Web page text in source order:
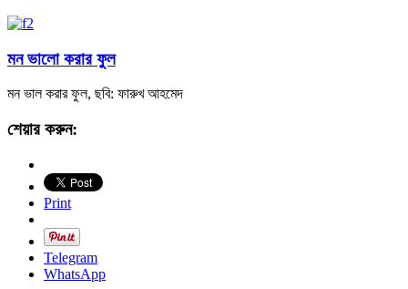
মন ভালো করার ফুল
মন ভাল করার ফুল, ছবি: ফারুখ আহমেদ
শেয়ার করুন:
Print
Telegram
WhatsApp